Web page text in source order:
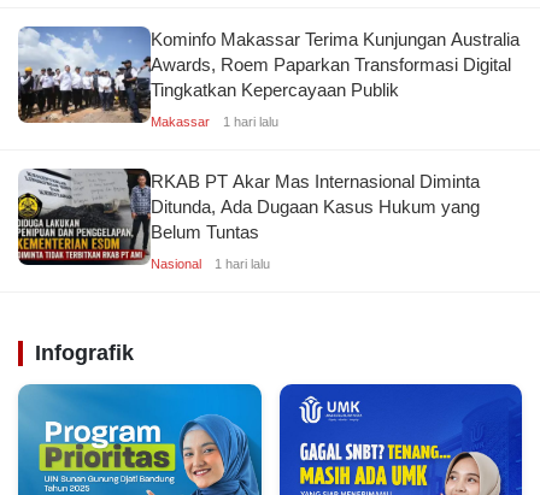
Kominfo Makassar Terima Kunjungan Australia
Awards, Roem Paparkan Transformasi Digital
Tingkatkan Kepercayaan Publik
Makassar 1 hari lalu
RKAB PT Akar Mas Internasional Diminta
Ditunda, Ada Dugaan Kasus Hukum yang
Belum Tuntas
Nasional 1 hari lalu
Infografik